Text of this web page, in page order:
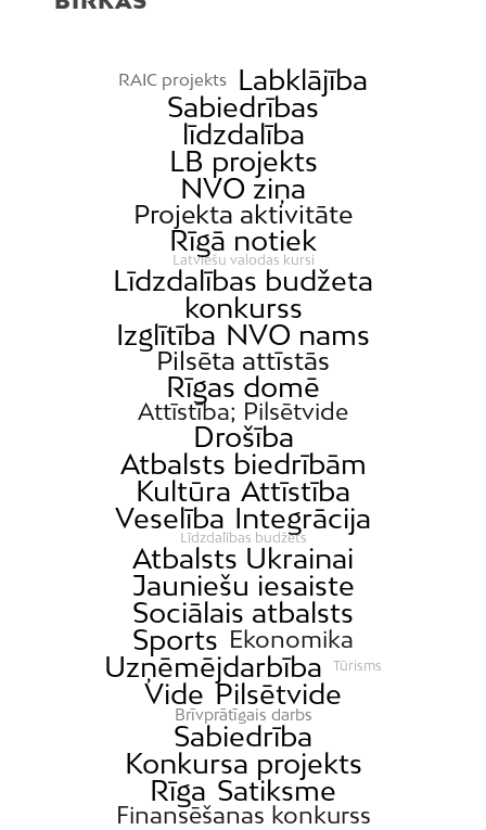
RAIC projekts
Labklājība
Sabiedrības
līdzdalība
LB projekts
NVO ziņa
Projekta aktivitāte
Rīgā notiek
Latviešu valodas kursi
Līdzdalības budžeta
konkurss
Izglītība NVO nams
Pilsēta attīstās
Rīgas domē
Attīstība; Pilsētvide
Drošība
Atbalsts biedrībām
Kultūra Attīstība
Veselība Integrācija
Līdzdalības budžets
Atbalsts Ukrainai
Jauniešu iesaiste
Sociālais atbalsts
Sports Ekonomika
Uzņēmējdarbība Tūrisms
Vide Pilsētvide
Brīvprātīgais darbs
Sabiedrība
Konkursa projekts
Rīga Satiksme
Finansēšanas konkurss